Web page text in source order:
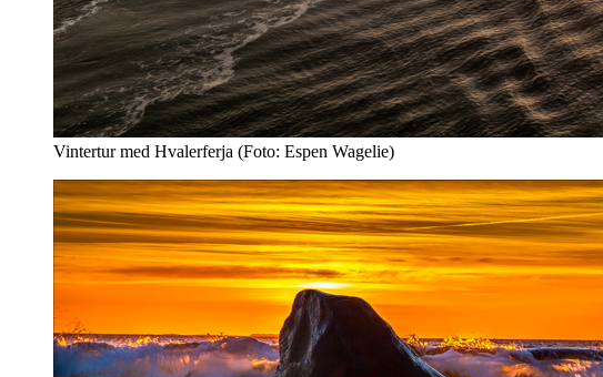
Vintertur med Hvalerferja (Foto: Espen Wagelie)